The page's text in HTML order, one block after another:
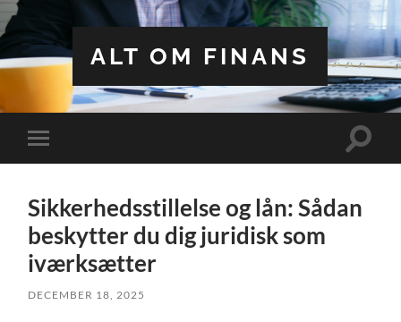
ALT OM FINANS
Toggle
mobile
Toggle
Sikkerhedsstillelse og lån: Sådan
beskytter du dig juridisk som
iværksætter
DECEMBER 18, 2025